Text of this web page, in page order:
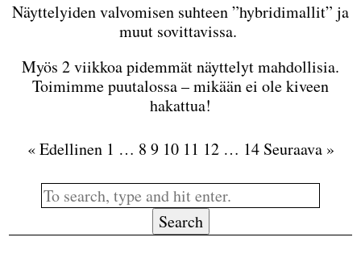
Näyttelyiden valvomisen suhteen ”hybridimallit” ja
muut sovittavissa.
Myös 2 viikkoa pidemmät näyttelyt mahdollisia.
Toimimme puutalossa – mikään ei ole kiveen
hakattua!
« Edellinen 1 … 8 9 10 11 12 … 14 Seuraava »
Search